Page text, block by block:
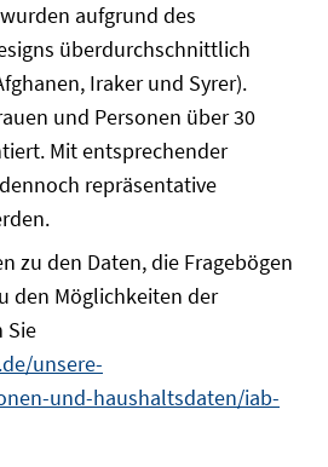
aufgrund des
überdurchschnittlich
Iraker und Syrer).
und Personen über 30
Mit entsprechender
repräsentative
zu den Daten, die Fragebögen
den Möglichkeiten der
Sie
unsere-
und-haushaltsdaten/iab-